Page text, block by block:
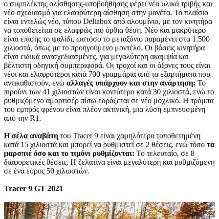
ο συμπλέκτης ολίσθησης-υποβοήθησης φέρει νέα υλικά τριβής και
νέο σχεδιασμό για ελαφρύτερη αίσθηση στην μανέτα. Το πλαίσιο
είναι εντελώς νέο, τύπου Deltabox από αλουμίνιο, με τον κινητήρα
να τοποθετείται σε ελαφρώς πιο όρθια θέση. Νέο και μακρύτερο
είναι επίσης το ψαλίδι, ωστόσο το μεταξόνιο παραμένει στα 1.500
χιλιοστά, όπως με το προηγούμενο μοντέλο. Οι βάσεις κινητήρα
είναι ειδικά ανασχεδιασμένες, για μεγαλύτερη ακαμψία και
βέλτιστη οδηγική συμπεριφορά. Οι τροχοί και οι άξονες τους είναι
νέοι και ελαφρύτεροι κατά 700 γραμμάρια από τα εξαρτήματα που
αντικαθιστούν, ενώ αλλαγές υπάρχουν και στην ανάρτηση: Το
πιρούνι των 41 χιλιοστών είναι κοντύτερο κατά 30 χιλιοστά, ενώ το
ρυθμιζόμενο αμορτισέρ πίσω εδράζεται σε νέο μοχλικό. Η τρόμπα
του εμπρός φρένου είναι πλέον ακτινική, μια λύση εμπνευσμένη
από την R1.
Η σέλα αναβάτη του Tracer 9 είναι χαμηλότερα τοποθετημένη
κατά 15 χιλιοστά και μπορεί να ρυθμιστεί σε 2 θέσεις, ενώ τόσο τα
μαρσπιέ όσο και το τιμόνι ρυθμίζονται: Το τελευταίο, σε 8
διαφορετικές θέσεις. Η ζελατίνα είναι μεγαλύτερη και ρυθμιζόμενη
σε ένα εύρος 50 χιλιοστών.
Tracer 9 GT 2021